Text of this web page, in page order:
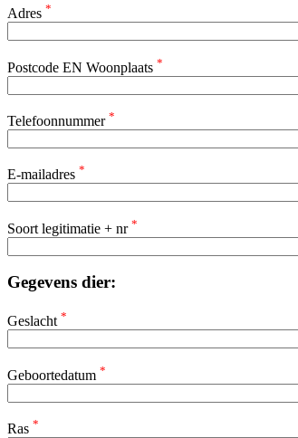
Adres *
Postcode EN Woonplaats *
Telefoonnummer *
E-mailadres *
Soort legitimatie + nr *
Gegevens dier:
Geslacht *
Geboortedatum *
Ras *